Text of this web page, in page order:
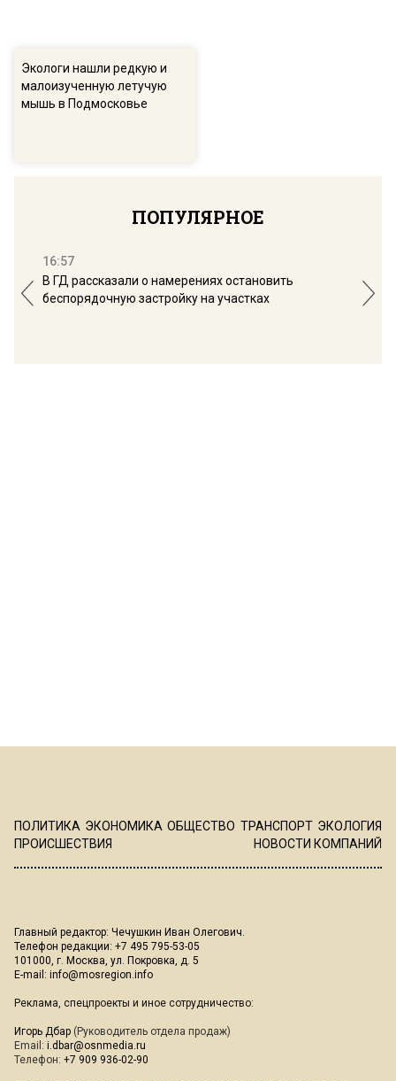
Экологи нашли редкую и
малоизученную летучую
мышь в Подмосковье
ПОПУЛЯРНОЕ
16:57
В ГД рассказали о намерениях остановить
беспорядочную застройку на участках
ПОЛИТИКА ЭКОНОМИКА ОБЩЕСТВО ТРАНСПОРТ ЭКОЛОГИЯ
ПРОИСШЕСТВИЯ
НОВОСТИ КОМПАНИЙ
Главный редактор: Чечушкин Иван Олегович.
Телефон редакции: +7 495 795-53-05
101000, г. Москва, ул. Покровка, д. 5
E-mail: info@mosregion.info
Реклама, спецпроекты и иное сотрудничество:
Игорь Дбар (Руководитель отдела продаж)
Email: i.dbar@osnmedia.ru
Телефон: +7 909 936-02-90